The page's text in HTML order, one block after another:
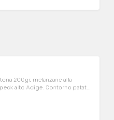
200gr, melanzane alla
alto Adige. Contorno patate